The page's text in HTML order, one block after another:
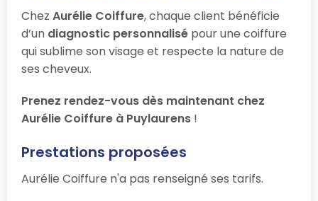
Chez Aurélie Coiffure, chaque client bénéficie
d’un diagnostic personnalisé pour une coiffure
qui sublime son visage et respecte la nature de
ses cheveux.
Prenez rendez-vous dès maintenant chez
Aurélie Coiffure à Puylaurens !
Prestations proposées
Aurélie Coiffure n'a pas renseigné ses tarifs.